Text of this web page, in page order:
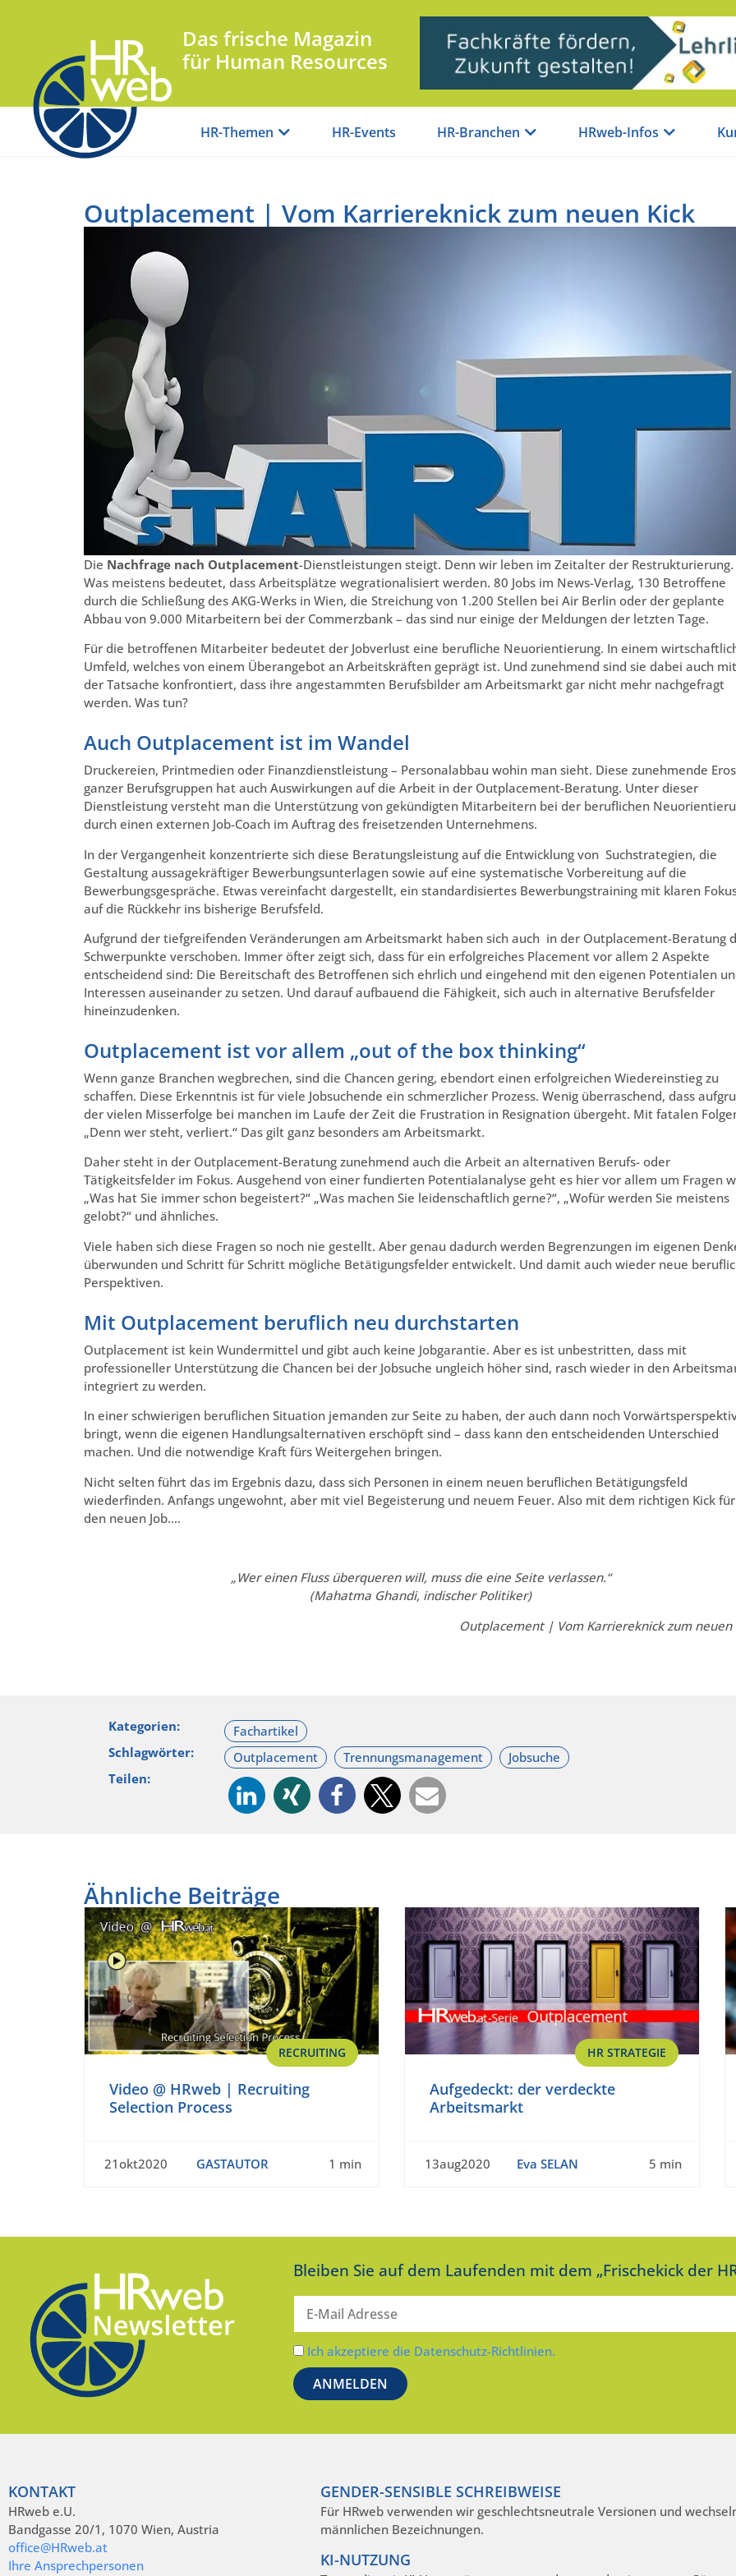
Das frische Magazin
für Human Resources
HR-Themen HR-Events HR-Branchen HRweb-Infos
Outplacement | Vom Karriereknick zum neuen Kick
Die Nachfrage nach Outplacement-Dienstleistungen steigt. Denn wir leben im Zeitalter der Restrukturierung.
Was meistens bedeutet, dass Arbeitsplätze wegrationalisiert werden. 80 Jobs im News-Verlag, 130 Betroffene
durch die Schließung des AKG-Werks in Wien, die Streichung von 1.200 Stellen bei Air Berlin oder der geplante
Abbau von 9.000 Mitarbeitern bei der Commerzbank – das sind nur einige der Meldungen der letzten Tage.
Für die betroffenen Mitarbeiter bedeutet der Jobverlust eine berufliche Neuorientierung. In einem
Umfeld, welches von einem Überangebot an Arbeitskräften geprägt ist. Und zunehmend sind sie dabei auch mit
der Tatsache konfrontiert, dass ihre angestammten Berufsbilder am Arbeitsmarkt gar nicht mehr nachgefragt
werden. Was tun?
Auch Outplacement ist im Wandel
Druckereien, Printmedien oder Finanzdienstleistung – Personalabbau wohin man sieht. Diese zunehmende
ganzer Berufsgruppen hat auch Auswirkungen auf die Arbeit in der Outplacement-Beratung. Unter dieser
Dienstleistung versteht man die Unterstützung von gekündigten Mitarbeitern bei der beruflichen
durch einen externen Job-Coach im Auftrag des freisetzenden Unternehmens.
In der Vergangenheit konzentrierte sich diese Beratungsleistung auf die Entwicklung von Suchstrategien, die
Gestaltung aussagekräftiger Bewerbungsunterlagen sowie auf eine systematische Vorbereitung auf die
Bewerbungsgespräche. Etwas vereinfacht dargestellt, ein standardisiertes Bewerbungstraining mit klaren
auf die Rückkehr ins bisherige Berufsfeld.
Aufgrund der tiefgreifenden Veränderungen am Arbeitsmarkt haben sich auch in der Outplacement-Beratung
Schwerpunkte verschoben. Immer öfter zeigt sich, dass für ein erfolgreiches Placement vor allem 2 Aspekte
entscheidend sind: Die Bereitschaft des Betroffenen sich ehrlich und eingehend mit den eigenen Potentialen
Interessen auseinander zu setzen. Und darauf aufbauend die Fähigkeit, sich auch in alternative Berufsfelder
hineinzudenken.
Outplacement ist vor allem „out of the box thinking“
Wenn ganze Branchen wegbrechen, sind die Chancen gering, ebendort einen erfolgreichen Wiedereinstieg zu
schaffen. Diese Erkenntnis ist für viele Jobsuchende ein schmerzlicher Prozess. Wenig überraschend, dass
der vielen Misserfolge bei manchen im Laufe der Zeit die Frustration in Resignation übergeht. Mit fatalen
„Denn wer steht, verliert.“ Das gilt ganz besonders am Arbeitsmarkt.
Daher steht in der Outplacement-Beratung zunehmend auch die Arbeit an alternativen Berufs- oder
Tätigkeitsfelder im Fokus. Ausgehend von einer fundierten Potentialanalyse geht es hier vor allem um Fragen
„Was hat Sie immer schon begeistert?“ „Was machen Sie leidenschaftlich gerne?“, „Wofür werden Sie meistens
gelobt?“ und ähnliches.
Viele haben sich diese Fragen so noch nie gestellt. Aber genau dadurch werden Begrenzungen im eigenen
überwunden und Schritt für Schritt mögliche Betätigungsfelder entwickelt. Und damit auch wieder neue
Perspektiven.
Mit Outplacement beruflich neu durchstarten
Outplacement ist kein Wundermittel und gibt auch keine Jobgarantie. Aber es ist unbestritten, dass mit
professioneller Unterstützung die Chancen bei der Jobsuche ungleich höher sind, rasch wieder in den
integriert zu werden.
In einer schwierigen beruflichen Situation jemanden zur Seite zu haben, der auch dann noch
bringt, wenn die eigenen Handlungsalternativen erschöpft sind – dass kann den entscheidenden Unterschied
machen. Und die notwendige Kraft fürs Weitergehen bringen.
Nicht selten führt das im Ergebnis dazu, dass sich Personen in einem neuen beruflichen Betätigungsfeld
wiederfinden. Anfangs ungewohnt, aber mit viel Begeisterung und neuem Feuer. Also mit dem richtigen Kick für
den neuen Job….
„Wer einen Fluss überqueren will, muss die eine Seite verlassen.“
(Mahatma Ghandi, indischer Politiker)
Outplacement | Vom Karriereknick zum neuen
Kategorien:
Schlagwörter:
Teilen:
Ähnliche Beiträge
RECRUITING
Video @ HRweb | Recruiting
Selection Process
21okt2020 GASTAUTOR 1 min
HR STRATEGIE
Aufgedeckt: der verdeckte
Arbeitsmarkt
13aug2020 Eva SELAN 5 min
Bleiben Sie auf dem Laufenden mit dem „Frischekick der
Ich akzeptiere die Datenschutz-Richtlinien.
KONTAKT
HRweb e.U.
Bandgasse 20/1, 1070 Wien, Austria
office@HRweb.at
Ihre Ansprechpersonen
GENDER-SENSIBLE SCHREIBWEISE
Für HRweb verwenden wir geschlechtsneutrale Versionen und
männlichen Bezeichnungen.
KI-NUTZUNG